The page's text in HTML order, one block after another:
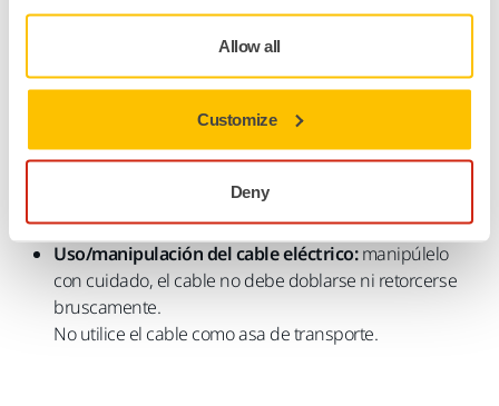
Allow all
Customize
Deny
Mantenga limpios los conductos de aire soplando con
aire comprimido.
estado y, si es necesario, cambie la almohadilla de
apoyo para obtener un rendimiento óptimo del lijado.
Uso/manipulación del cable eléctrico:manipúlelo
con cuidado, el cable no debe doblarse ni retorcerse
bruscamente.
No utilice el cable como asa de transporte.